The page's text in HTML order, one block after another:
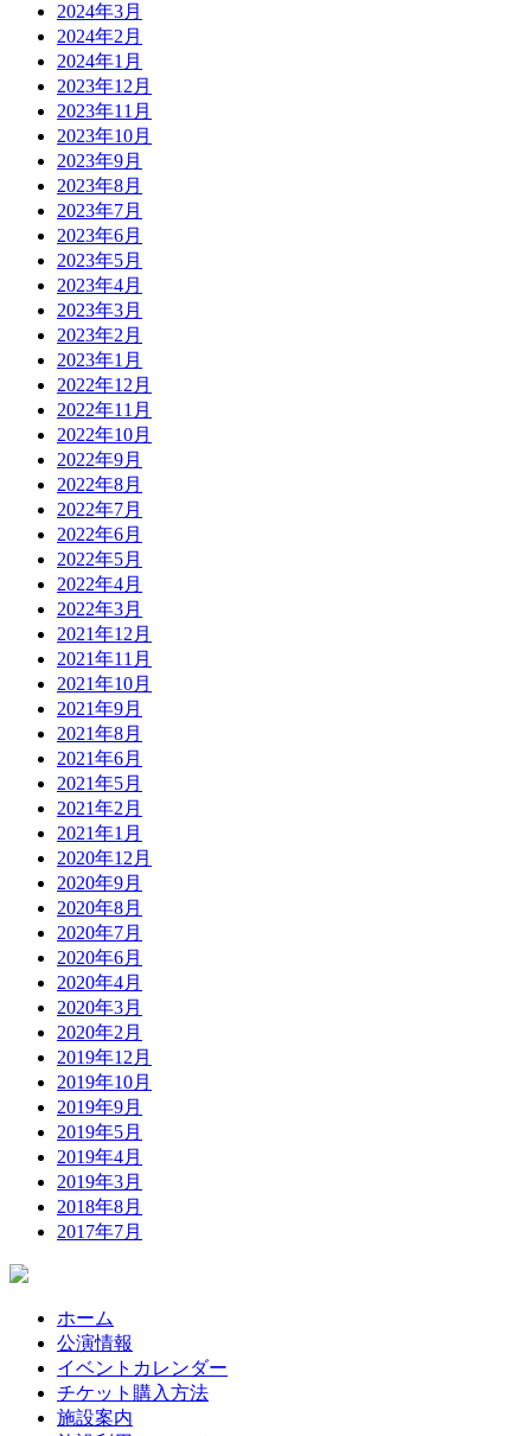
2024年3月
2024年2月
2024年1月
2023年12月
2023年11月
2023年10月
2023年9月
2023年8月
2023年7月
2023年6月
2023年5月
2023年4月
2023年3月
2023年2月
2023年1月
2022年12月
2022年11月
2022年10月
2022年9月
2022年8月
2022年7月
2022年6月
2022年5月
2022年4月
2022年3月
2021年12月
2021年11月
2021年10月
2021年9月
2021年8月
2021年6月
2021年5月
2021年2月
2021年1月
2020年12月
2020年9月
2020年8月
2020年7月
2020年6月
2020年4月
2020年3月
2020年2月
2019年12月
2019年10月
2019年9月
2019年5月
2019年4月
2019年3月
2018年8月
2017年7月
ホーム
公演情報
イベントカレンダー
チケット購入方法
施設案内